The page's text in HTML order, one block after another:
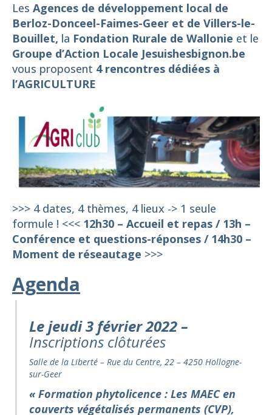
Les Agences de développement local de
Berloz-Donceel-Faimes-Geer et de Villers-le-
Bouillet, la Fondation Rurale de Wallonie et le
Groupe d’Action Locale Jesuishesbignon.be
vous proposent 4 rencontres dédiées à
l’AGRICULTURE
>>> 4 dates, 4 thèmes, 4 lieux -> 1 seule
formule ! <<< 12h30 – Accueil et repas / 13h –
Conférence et questions-réponses / 14h30 –
Moment de réseautage >>>
Agenda
Le jeudi 3 février 2022 –
Inscriptions clôturées
Salle de la Liberté – Rue du Centre, 22 – 4250 Hollogne-
sur-Geer
« Formation phytolicence : Les MAEC en
couverts végétalisés permanents (CVP),